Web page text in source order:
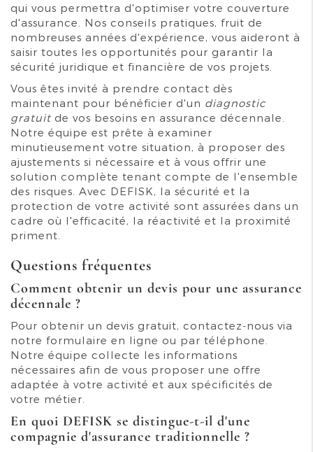
qui vous permettra d'optimiser votre couverture
d'assurance. Nos conseils pratiques, fruit de
nombreuses années d'expérience, vous aideront à
saisir toutes les opportunités pour garantir la
sécurité juridique et financière de vos projets.
Vous êtes invité à prendre contact dès
maintenant pour bénéficier d'un diagnostic
gratuitde vos besoins en assurance décennale.
Notre équipe est prête à examiner
minutieusement votre situation, à proposer des
ajustements si nécessaire et à vous offrir une
solution complète tenant compte de l'ensemble
des risques. Avec DEFISK, la sécurité et la
protection de votre activité sont assurées dans un
cadre où l'efficacité, la réactivité et la proximité
priment.
Questions fréquentes
Comment obtenir un devis pour une assurance
décennale ?
Pour obtenir un devis gratuit, contactez-nous via
notre formulaire en ligne ou par téléphone.
Notre équipe collecte les informations
nécessaires afin de vous proposer une offre
adaptée à votre activité et aux spécificités de
votre métier.
En quoi DEFISK se distingue-t-il d'une
compagnie d'assurance traditionnelle ?